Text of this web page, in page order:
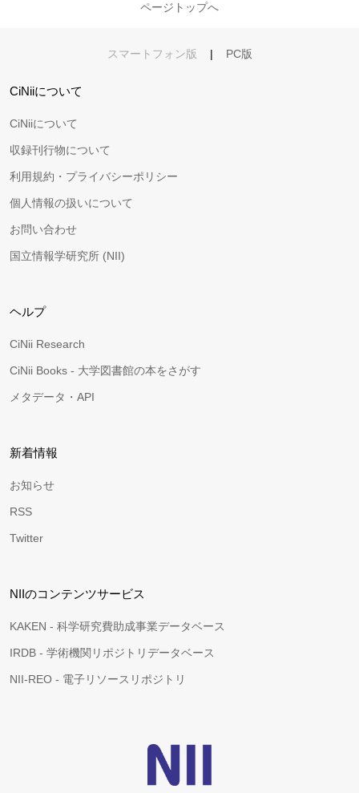
ページトップへ
スマートフォン版 | PC版
CiNiiについて
CiNiiについて
収録刊行物について
利用規約・プライバシーポリシー
個人情報の扱いについて
お問い合わせ
国立情報学研究所 (NII)
ヘルプ
CiNii Research
CiNii Books - 大学図書館の本をさがす
メタデータ・API
新着情報
お知らせ
RSS
Twitter
NIIのコンテンツサービス
KAKEN - 科学研究費助成事業データベース
IRDB - 学術機関リポジトリデータベース
NII-REO - 電子リソースリポジトリ